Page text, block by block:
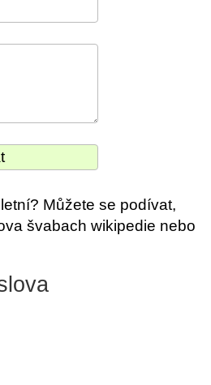
Můžete se podívat,
švabach wikipedie nebo